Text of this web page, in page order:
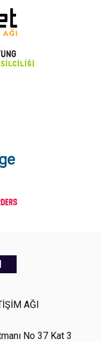
AĞI
No 37 Kat 3